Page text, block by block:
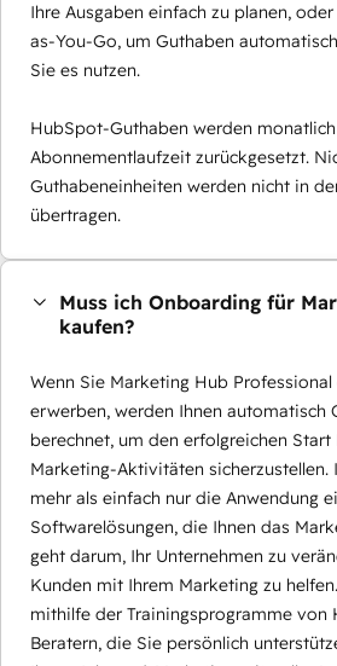
Ihre Ausgaben einfach zu planen,
as-You-Go, um Guthaben
Sie es nutzen.
HubSpot-Guthaben werden
Abonnementlaufzeit zurückgesetzt.
Guthabeneinheiten werden nicht in
übertragen.
Muss ich Onboarding für
kaufen?
Wenn Sie Marketing Hub
erwerben, werden Ihnen automatisch
berechnet, um den erfolgreichen
Marketing-Aktivitäten
mehr als einfach nur die Anwendung
Softwarelösungen, die Ihnen das
geht darum, Ihr Unternehmen zu
Kunden mit Ihrem Marketing zu
mithilfe der Trainingsprogramme von
Beratern, die Sie persönlich